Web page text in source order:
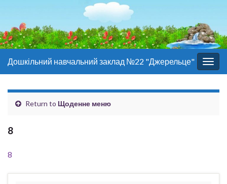
Дошкільний навчальний заклад №22 "Джерельце"
Return to Щоденне меню
8
8